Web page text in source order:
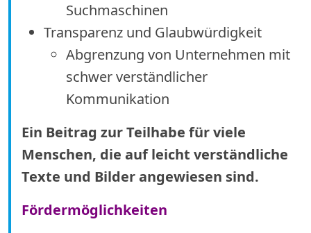
Suchmaschinen
Transparenz und Glaubwürdigkeit
Abgrenzung von Unternehmen mit
schwer verständlicher
Kommunikation
Ein Beitrag zur Teilhabe für viele
Menschen, die auf leicht verständliche
Texte und Bilder angewiesen sind.
Fördermöglichkeiten